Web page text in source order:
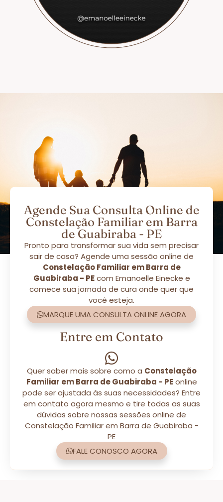
Agende Sua Consulta Online de
Constelação Familiar em Barra
de Guabiraba - PE
Pronto para transformar sua vida sem precisar
sair de casa? Agende uma sessão online de
Constelação Familiar em Barra de
Guabiraba - PEcom Emanoelle Einecke e
comece sua jornada de cura onde quer que
você esteja.
MARQUE UMA CONSULTA ONLINE AGORA
Entre em Contato
Quer saber mais sobre como a Constelação
Familiar em Barra de Guabiraba - PEonline
pode ser ajustada às suas necessidades? Entre
em contato agora mesmo e tire todas as suas
dúvidas sobre nossas sessões online de
Constelação Familiar em Barra de Guabiraba -
PE
FALE CONOSCO AGORA